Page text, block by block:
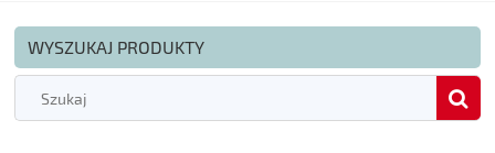
WYSZUKAJ PRODUKTY